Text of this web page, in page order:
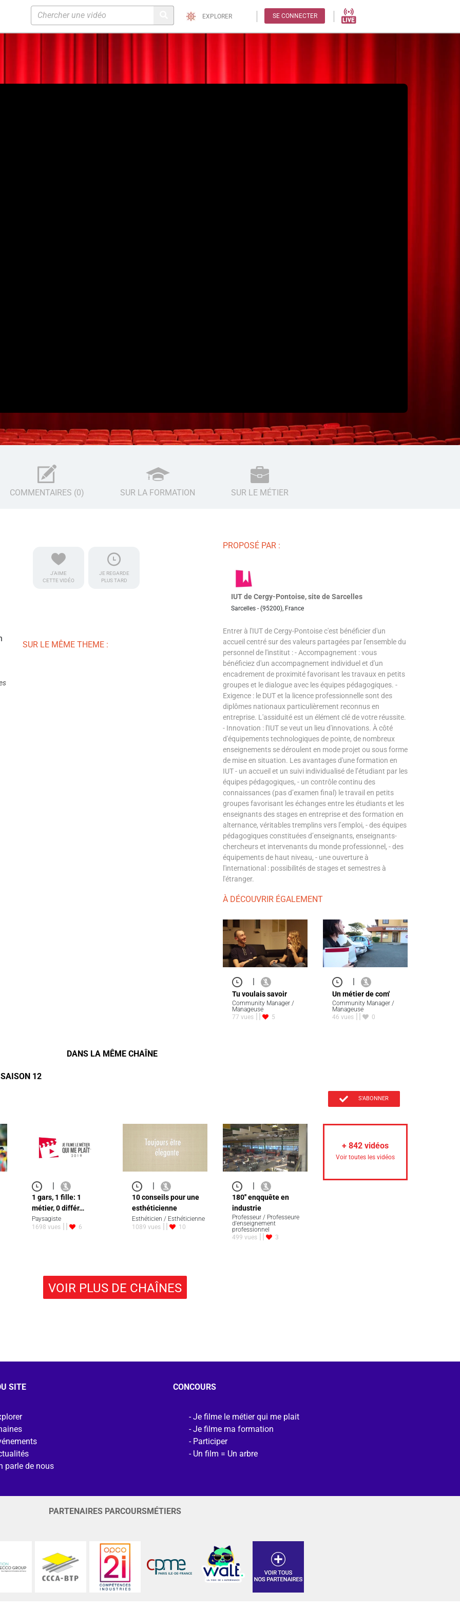
EXPLORER SE CONNECTER
COMMENTAIRES (0) SUR LA FORMATION SUR LE MÉTIER
J'AIME
CETTE VIDÉO
JE REGARDE
PLUS TARD
SUR LE MÊME THEME :
PROPOSÉ PAR :
IUT de Cergy-Pontoise, site de Sarcelles
Sarcelles - (95200), France
Entrer à l'IUT de Cergy-Pontoise c'est bénéficier d'un
accueil centré sur des valeurs partagées par l'ensemble du
personnel de l'institut : - Accompagnement : vous
bénéficiez d'un accompagnement individuel et d'un
encadrement de proximité favorisant les travaux en petits
groupes et le dialogue avec les équipes pédagogiques. -
Exigence : le DUT et la licence professionnelle sont des
diplômes nationaux particulièrement reconnus en
entreprise. L'assiduité est un élément clé de votre réussite.
- Innovation : l'IUT se veut un lieu d'innovations. À côté
d'équipements technologiques de pointe, de nombreux
enseignements se déroulent en mode projet ou sous forme
de mise en situation. Les avantages d'une formation en
IUT - un accueil et un suivi individualisé de l’étudiant par les
équipes pédagogiques, - un contrôle continu des
connaissances (pas d’examen final) le travail en petits
groupes favorisant les échanges entre les étudiants et les
enseignants des stages en entreprise et des formation en
alternance, véritables tremplins vers l’emploi, - des équipes
pédagogiques constituées d’enseignants, enseignants-
chercheurs et intervenants du monde professionnel, - des
équipements de haut niveau, - une ouverture à
l'international : possibilités de stages et semestres à
l'étranger.
À DÉCOUVRIR ÉGALEMENT
Tu voulais savoir
Community Manager /
Manageuse
77 vues
5
Un métier de com'
Community Manager /
Manageuse
46 vues
0
DANS LA MÊME CHAÎNE
12
S'ABONNER
1 gars, 1 fille: 1
métier, 0 différ…
Paysagiste
1698 vues
6
10 conseils pour une
esthéticienne
Esthéticien / Esthéticienne
1089 vues
10
180'' enqquête en
industrie
Professeur / Professeure
d'enseignement
professionnel
499 vues
3
+ 842 vidéos
Voir toutes les vidéos
VOIR PLUS DE CHAÎNES
SITE
parle de nous
CONCOURS
Je filme le métier qui me plait
Je filme ma formation
Participer
Un film = Un arbre
PARTENAIRES PARCOURSMÉTIERS